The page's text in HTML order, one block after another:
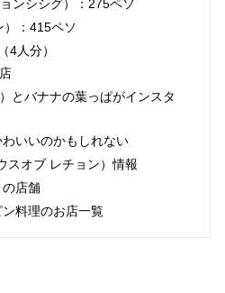
ンシシグ）：275ペソ
）：415ペソ
4人分）
とバナナの葉っぱがインスタ
いいのかもしれない
スオブ レチョン）情報
店舗
料理のお店一覧